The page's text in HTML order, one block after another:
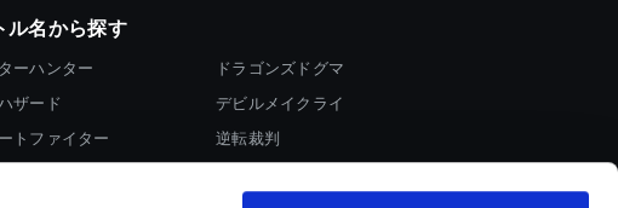
ル名から探す
ーハンター
ザード
トファイター
ドラゴンズドグマ
デビルメイクライ
逆転裁判